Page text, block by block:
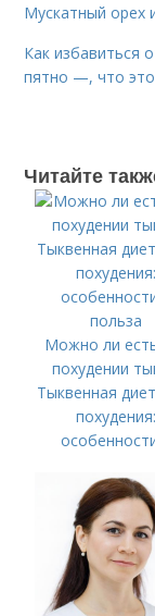
Мускатный орех
Как избавиться
пятно —, что
Читайте
Можно ли
похудении
Тыквенная
похудения: